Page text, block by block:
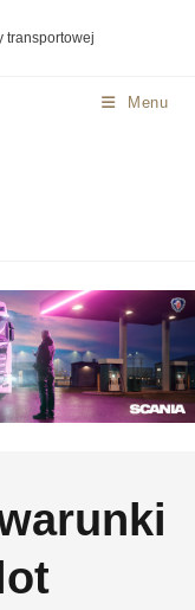
transportowej
Menu